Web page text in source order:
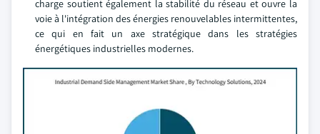
charge soutient également la stabilité du réseau et ouvre la
voie à l'intégration des énergies renouvelables intermittentes,
ce qui en fait un axe stratégique dans les stratégies
énergétiques industrielles modernes.